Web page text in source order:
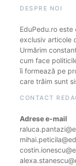
DESPRE NOI
EduPedu.ro
exclusiv articole
Urmărim
cum face
îi formează pe
care trăim sunt
CONTACT
Adrese e-mail